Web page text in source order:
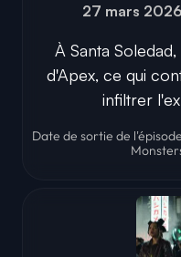
27 mars 2026
À Santa
d'Apex, ce qui
infiltrer
Date de sortie de